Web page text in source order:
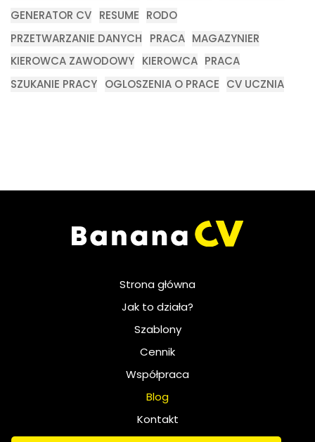
GENERATOR CV RESUME RODO
PRZETWARZANIE DANYCH
PRACA MAGAZYNIER
KIEROWCA ZAWODOWY KIEROWCA PRACA
SZUKANIE PRACY OGLOSZENIA O PRACE CV UCZNIA
Strona główna
Jak to działa?
Szablony
Cennik
Współpraca
Blog
Kontakt